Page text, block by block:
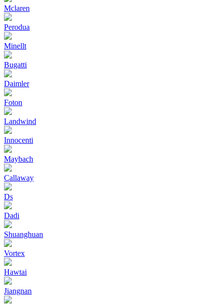
Mclaren
Perodua
Minellt
Bugatti
Daimler
Foton
Landwind
Innocenti
Maybach
Callaway
Ds
Dadi
Shuanghuan
Vortex
Hawtai
Jiangnan